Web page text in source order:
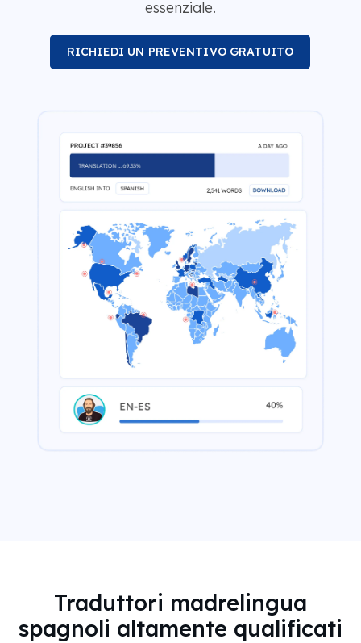
essenziale.
RICHIEDI UN PREVENTIVO GRATUITO
Traduttori madrelingua
spagnoli altamente qualificati